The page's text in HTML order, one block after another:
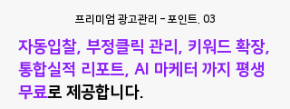
프리미엄 광고관리 – 포인트. 03
자동입찰, 부정클릭 관리, 키워드 확장,
통합실적 리포트, AI 마케터 까지 평생
무료로 제공합니다.